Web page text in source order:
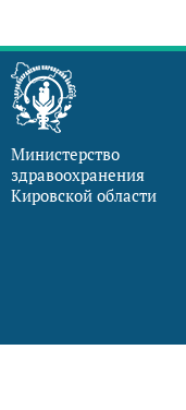
Министерство
здравоохранения
Кировской области